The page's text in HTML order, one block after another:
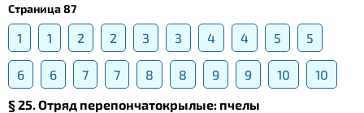
Страница 87
1 1 2 2 3 3 4 4 5 5
6 6 7 7 8 8 9 9 10
10
§ 25. Отряд перепончатокрылые: пчелы